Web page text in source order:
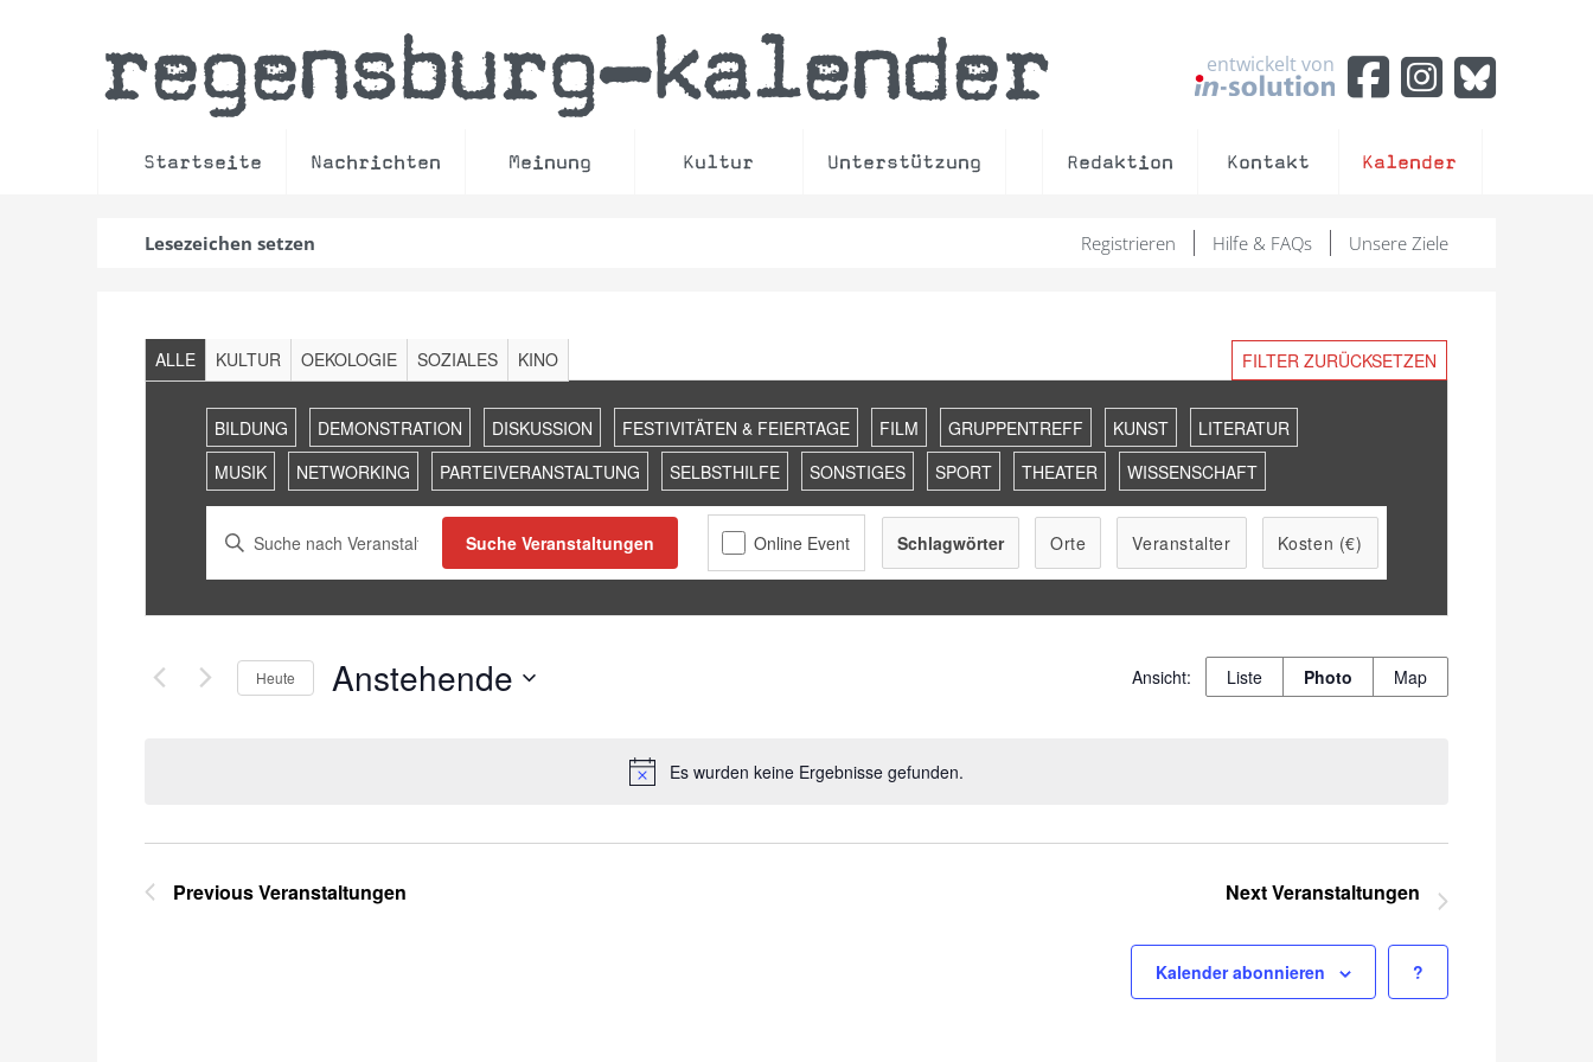
regensburg–kalender entwickelt von
Startseite Nachrichten Meinung Kultur Unterstützung Redaktion Kontakt Kalender
Lesezeichen setzen Unsere Ziele
Hilfe & FAQs
Registrieren
Hinweis
Es wurden keine Ergebnisse gefunden.
Veranstaltungen
Suche
Ansichten,
Navigation
Bitte
Suche
Veranstaltungen
Suche Veranstaltungen
Veranstaltung
Liste Photo Map
Filter FILTER ZURÜCKSETZEN
ALLE KULTUR OEKOLOGIE SOZIALES KINO
BILDUNG DEMONSTRATION DISKUSSION FESTIVITÄTEN & FEIERTAGE FILM GRUPPENTREFF KUNST
LITERATUR
MUSIK
NETWORKING PARTEIVERANSTALTUNG SELBSTHILFE SONSTIGES SPORT THEATER WISSENSCHAFT
Schlagwörter Orte Veranstalter Kosten (€)
Heute Anstehende
PreviousVeranstaltungen NextVeranstaltungen
?
Kalender abonnieren